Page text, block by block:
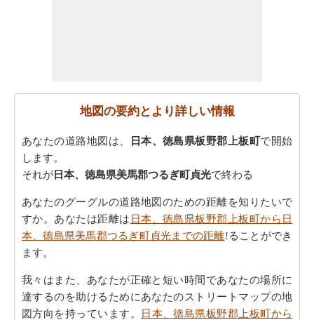
地図の要約とより詳しい情報
あなたの道路地図は、 日本、徳島県板野郡上板町で開始
します。
それが 日本、徳島県美馬郡つるぎ町貞光で終わる
あなたのグーグルの道路地図のための距離を知りたいで
すか。あなたは距離は 日本、徳島県板野郡上板町から日
本、徳島県美馬郡つるぎ町貞光までの距離!ることができ
ます。
我々はまた、あなたが正確と短い時間であなたの場所に
達するのを助けるためにあなたのストリートマップの地
図方向を持っています。
日本、徳島県板野郡上板町から